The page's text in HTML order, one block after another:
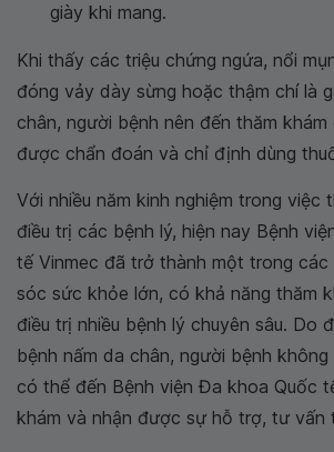
giày khi mang.
Khi thấy các triệu chứng ngứa, nổi
đóng vảy dày sừng hoặc thậm chí là
chân, người bệnh nên đến thăm
được chẩn đoán và chỉ định dùng
Với nhiều năm kinh nghiệm trong việc
điều trị các bệnh lý, hiện nay Bệnh
tế Vinmec đã trở thành một trong các
sóc sức khỏe lớn, có khả năng thăm
điều trị nhiều bệnh lý chuyên sâu. Do
bệnh nấm da chân, người bệnh không
có thể đến Bệnh viện Đa khoa Quốc
khám và nhận được sự hỗ trợ, tư vấn